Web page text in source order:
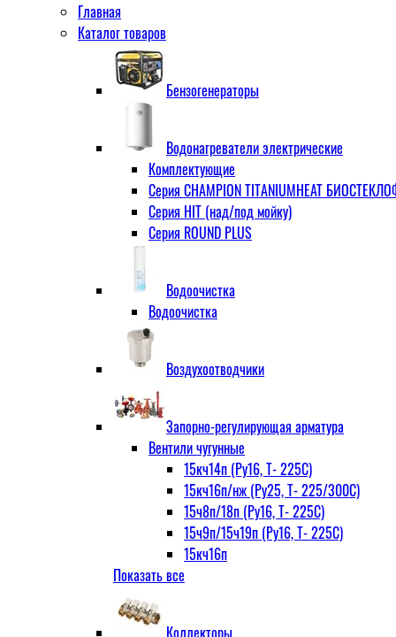
Главная
Каталог товаров
Бензогенераторы
Водонагреватели электрические
Комплектующие
Серия CHAMPION TITANIUMHEAT
Серия HIT (над/под мойку)
Серия ROUND PLUS
Водоочистка
Водоочистка
Воздухоотводчики
Запорно-регулирующая арматура
Вентили чугунные
15кч14п (Ру16, Т- 225С)
15кч16п/нж (Ру25, Т- 225/300С)
15ч8п/18п (Ру16, Т- 225С)
15ч9п/15ч19п (Ру16, Т- 225С)
15кч16п
Показать все
Коллекторы